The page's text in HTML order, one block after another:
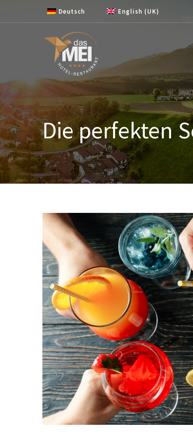
Deutsch English (UK)
Die perfekten